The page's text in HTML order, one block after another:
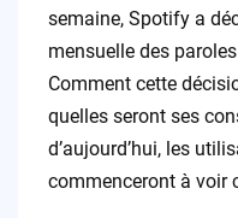
semaine, Spotify a
mensuelle des
Comment cette
quelles seront ses
d’aujourd’hui, les
commenceront à voir